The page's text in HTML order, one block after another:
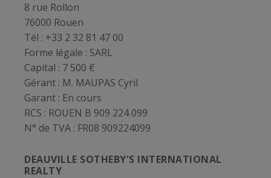
8 rue Rollon
76000 Rouen
Tél : +33 2 32 81 47 00
Forme légale : SARL
Capital : 7 500 €
Gérant : M. MAUPAS Cyril
Garant : En cours
RCS : ROUEN B 909 224 099
N° de TVA : FR08 909224099
DEAUVILLE SOTHEBY'S INTERNATIONAL
REALTY